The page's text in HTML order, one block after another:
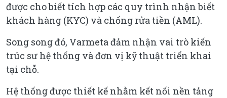
được cho biết tích hợp các quy trình nhận biết
khách hàng (KYC) và chống rửa tiền (AML).
Song song đó, Varmeta đảm nhận vai trò kiến
trúc sư hệ thống và đơn vị kỹ thuật triển khai
tại chỗ.
Hệ thống được thiết kế nhằm kết nối nền tảng